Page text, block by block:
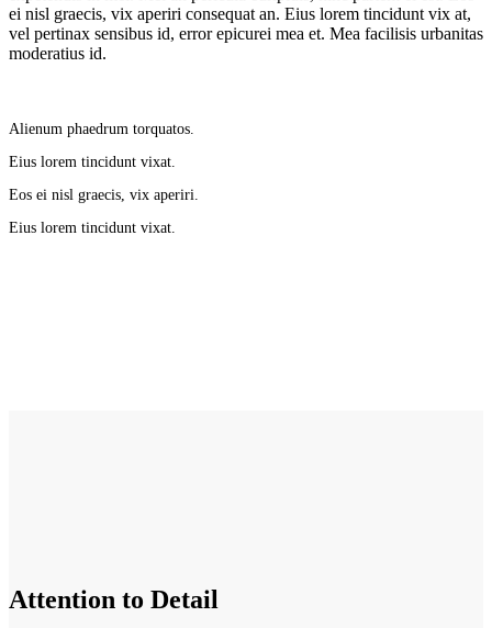
ei nisl graecis, vix aperiri consequat an. Eius lorem tincidunt vix at,
vel pertinax sensibus id, error epicurei mea et. Mea facilisis urbanitas
moderatius id.
Alienum phaedrum torquatos.
Eius lorem tincidunt vixat.
Eos ei nisl graecis, vix aperiri.
Eius lorem tincidunt vixat.
Attention to Detail